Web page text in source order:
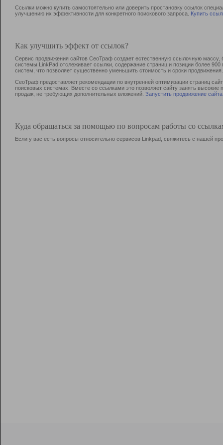
Ссылки можно купить самостоятельно или доверить простановку ссылок
улучшению их эффективности для конкретного поискового запроса. Купить
Как улучшить эффект от ссылок?
Сервис продвижения сайтов СеоТраф создает естественную ссылочную
системы LinkPad отслеживает ссылки, содержание страниц и позиции более
систем, что позволяет существенно уменьшить стоимость и сроки продвижения.
СеоТраф предоставляет рекомендации по внутренней оптимизации страниц
поисковых системах. Вместе со ссылками это позволяет сайту занять
продаж, не требующих дополнительных вложений. Запустить продвижение сайта
Куда обращаться за помощью по вопросам работы со
Если у вас есть вопросы относительно сервисов Linkpad, свяжитесь с нашей